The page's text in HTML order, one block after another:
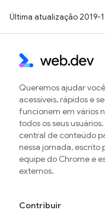
Última atualização 2019-
Queremos ajudar
acessíveis, rápidos e
funcionem em vários
todos os seus
central de conteúdo
nessa jornada, escrito
equipe do Chrome e
externos.
Contribuir